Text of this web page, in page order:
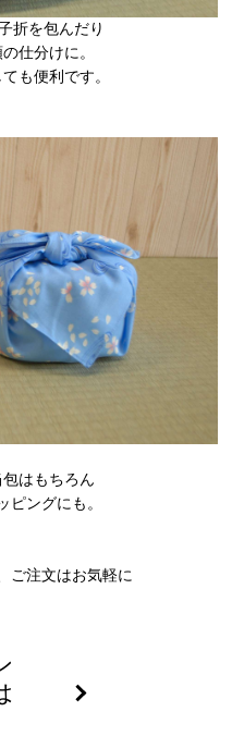
折を包んだり
仕分けに。
も便利です。
はもちろん
ピングにも。
ご注文はお気軽に